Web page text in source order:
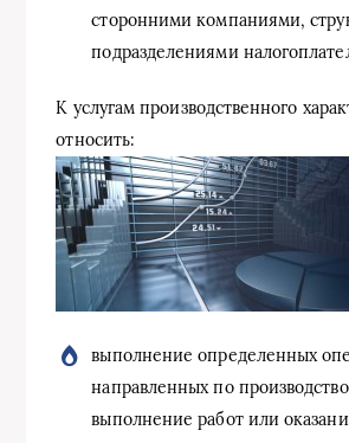
сторонними компаниями,
подразделениями
К услугам производственного
относить:
выполнение определенных
направленных по
выполнение работ или